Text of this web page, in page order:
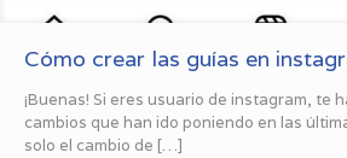
Cómo crear las guías en
¡Buenas! Si eres usuario de instagram, te
cambios que han ido poniendo en las
solo el cambio de […]